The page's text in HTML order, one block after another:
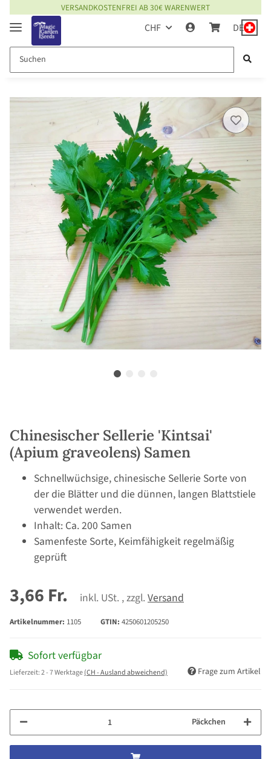
VERSANDKOSTENFREI AB 30€ WARENWERT
CHF DE
Chinesischer Sellerie 'Kintsai'
(Apium graveolens) Samen
Schnellwüchsige, chinesische Sellerie Sorte von
der die Blätter und die dünnen, langen Blattstiele
verwendet werden.
Inhalt: Ca. 200 Samen
Samenfeste Sorte, Keimfähigkeit regelmäßig
geprüft
3,66 Fr. inkl. USt. , zzgl. Versand
Artikelnummer: 1105 GTIN: 4250601205250
Sofort verfügbar
Lieferzeit:2 - 7 Werktage(CH - Ausland abweichend) Frage zum Artikel
Päckchen